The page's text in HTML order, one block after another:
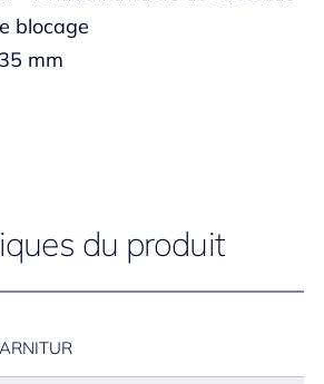
blocage
mm
du produit